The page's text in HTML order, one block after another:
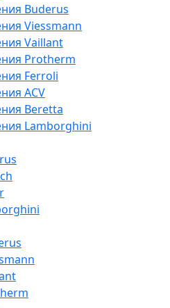
Buderus
Viessmann
Vaillant
Protherm
Ferroli
ACV
Beretta
Lamborghini